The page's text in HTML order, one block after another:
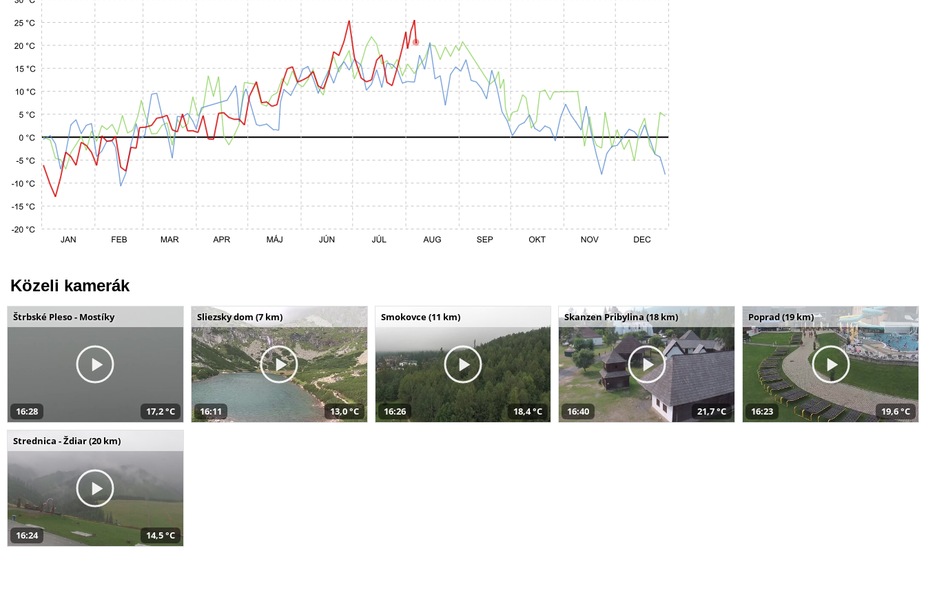
Közeli kamerák
Štrbské Pleso - Mostíky
16:28 17,2 °C
Sliezsky dom (7 km)
16:11 13,0 °C
Smokovce (11 km)
16:26 18,4 °C
Skanzen Pribylina (18 km)
16:40 21,7 °C
Poprad (19 km)
16:23 19,6 °C
Strednica - Ždiar (20 km)
16:24 14,5 °C